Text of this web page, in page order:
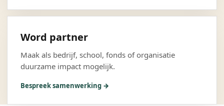
Word partner
Maak als bedrijf, school, fonds of organisatie
duurzame impact mogelijk.
Bespreek samenwerking →